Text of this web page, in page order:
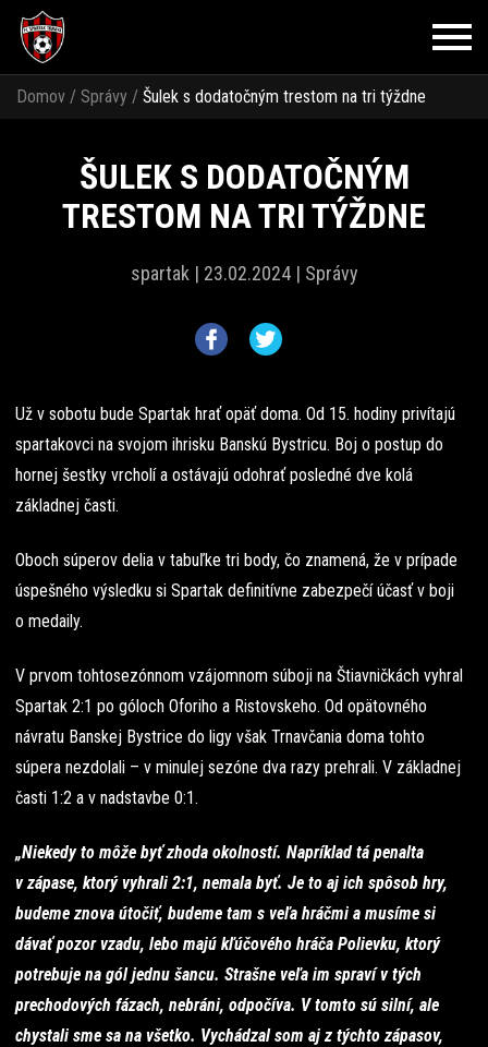
Domov / Správy / Šulek s dodatočným trestom na tri týždne
ŠULEK S DODATOČNÝM
TRESTOM NA TRI TÝŽDNE
spartak | 23.02.2024 | Správy
Už v sobotu bude Spartak hrať opäť doma. Od 15. hodiny privítajú
spartakovci na svojom ihrisku Banskú Bystricu. Boj o postup do
hornej šestky vrcholí a ostávajú odohrať posledné dve kolá
základnej časti.
Oboch súperov delia v tabuľke tri body, čo znamená, že v prípade
úspešného výsledku si Spartak definitívne zabezpečí účasť v boji
o medaily.
V prvom tohtosezónnom vzájomnom súboji na Štiavničkách vyhral
Spartak 2:1 po góloch Oforiho a Ristovskeho. Od opätovného
návratu Banskej Bystrice do ligy však Trnavčania doma tohto
súpera nezdolali – v minulej sezóne dva razy prehrali. V základnej
časti 1:2 a v nadstavbe 0:1.
„Niekedy to môže byť zhoda okolností. Napríklad tá penalta
v zápase, ktorý vyhrali 2:1, nemala byť. Je to aj ich spôsob hry,
budeme znova útočiť, budeme tam s veľa hráčmi a musíme si
dávať pozor vzadu, lebo majú kľúčového hráča Polievku, ktorý
potrebuje na gól jednu šancu. Strašne veľa im spraví v tých
prechodových fázach, nebráni, odpočíva. V tomto sú silní, ale
chystali sme sa na všetko. Vychádzal som aj z týchto zápasov,